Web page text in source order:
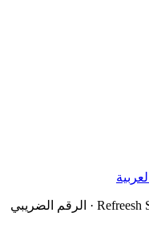
العربية
© 2026 Athleex — خدمة من Refreesh Srl Benefit · الرقم الضريبي